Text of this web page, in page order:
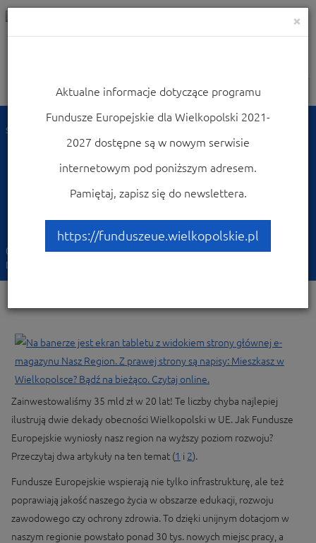
Nawigacja
Strona główna
Fundusze Europejskie dla Wielkopolski 2021-2027
Nowy e-magazyn „Nasz
Region”
07-11-2024Perspektywa 2021-2027 | Działania promocyjne |
Informacja | Promocja WRPO
Zainwestowaliśmy 35 mld zł w 20 lat! Te liczby chyba najlepiej
ilustrują dwie dekady obecności Wielkopolski w UE. Jak Fundusze
Europejskie wyniosły nasz region na wyższy poziom rozwoju?
Przeczytaj dwa artykuły na ten temat (1 i 2).
Fundusze Europejskie wspierają nie tylko infrastrukturę, ale też
poprawiają jakość naszego życia w obszarze edukacji, rozwoju
zawodowego czy ochrony zdrowia. To dzięki unijnym dotacjom w
naszym regionie powstało ponad 30 tys. nowych miejsc pracy, a
×
Aktualne informacje dotyczące programu
Fundusze Europejskie dla Wielkopolski 2021-
2027 dostępne są w nowym serwisie
internetowym pod poniższym adresem.
Pamiętaj, zapisz się do newslettera.
https://funduszeue.wielkopolskie.pl